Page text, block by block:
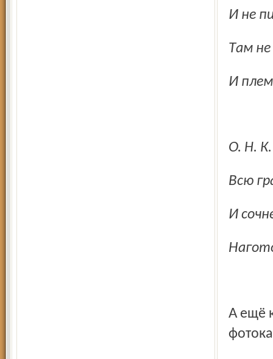
И не
Там
И
О. Н.
Всю
И
А ещё к рассказам об экскурсиях непременно прилагается